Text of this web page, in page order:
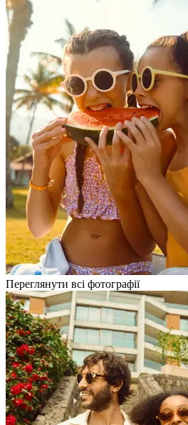
Переглянути всі фотографії